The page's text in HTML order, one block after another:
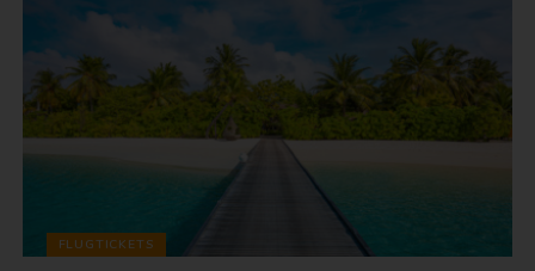
FLUGTICKETS